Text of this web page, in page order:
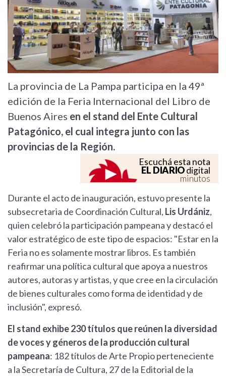
La provincia de La Pampa participa en la 49ª
edición de la Feria Internacional del Libro de
Buenos Aires en el stand del Ente Cultural
Patagónico, el cual integra junto con las
provincias de la Región.
Escuchá esta nota
EL DIARIOdigital
minutos
Durante el acto de inauguración, estuvo presente la
subsecretaria de Coordinación Cultural, Lis Urdániz,
quien celebró la participación pampeana y destacó el
valor estratégico de este tipo de espacios: "Estar en la
Feria no es solamente mostrar libros. Es también
reafirmar una política cultural que apoya a nuestros
autores, autoras y artistas, y que cree en la circulación
de bienes culturales como forma de identidad y de
inclusión", expresó.
El stand exhibe 230 títulos que reúnen la diversidad
de voces y géneros de la producción cultural
pampeana: 182 títulos de Arte Propio perteneciente
a la Secretaría de Cultura, 27 de la Editorial de la